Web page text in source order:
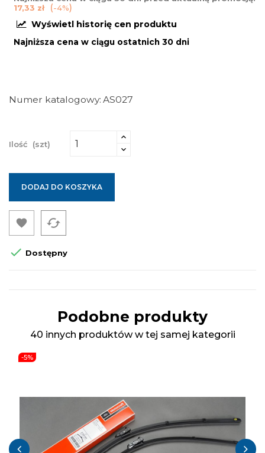
17,33 zł
-4%
Wyświetl historię cen produktu
Najniższa cena w ciągu ostatnich 30 dni
Numer katalogowy AS027
Ilość (szt)
DODAJ DO KOSZYKA
 cached
 Dostępny
Podobne produkty
40 innych produktów w tej samej kategorii
-5%